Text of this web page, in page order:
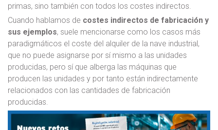
primas, sino también con todos los costes indirectos.
Cuando hablamos de costes indirectos de fabricación y
sus ejemplos, suele mencionarse como los casos más
paradigmáticos el coste del alquiler de la nave industrial,
que no puede asignarse por sí mismo a las unidades
producidas, pero sí que alberga las máquinas que
producen las unidades y por tanto están indirectamente
relacionados con las cantidades de fabricación
producidas.